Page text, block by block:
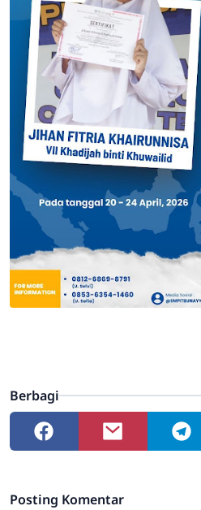
Berbagi
Posting Komentar